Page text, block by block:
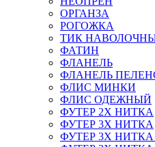
ОРГАНЗА
РОГОЖКА
ТИК
ФАТИН
ФЛАНЕЛЬ
ФЛАНЕЛЬ
ФЛИС МИНКИ
ФЛИС ОДЕЖНЫЙ
ФУТЕР 2Х НИТКА
ФУТЕР 3Х НИТКА
ФУТЕР 3Х